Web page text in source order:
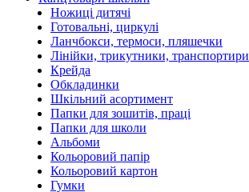
Ножиці дитячі
Готовальні, циркулі
Ланчбокси, термоси, пляшечки
Лінійки, трикутники, транспортири
Крейда
Обкладинки
Шкільний асортимент
Папки для зошитів, праці
Папки для школи
Альбоми
Кольоровий папір
Кольоровий картон
Гумки